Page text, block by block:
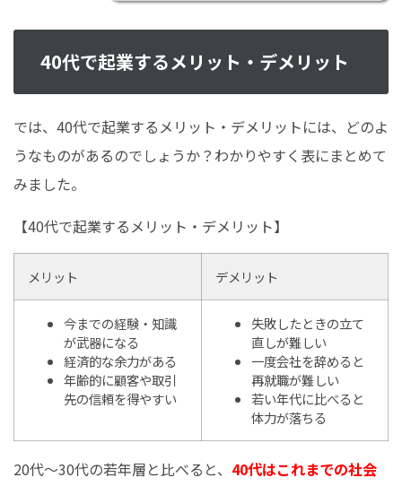
40代で起業するメリット・デメリット
では、40代で起業するメリット・デメリットには、どのよ
うなものがあるのでしょうか？わかりやすく表にまとめて
みました。
【40代で起業するメリット・デメリット】
メリット デメリット
今までの経験・知識
が武器になる
経済的な余力がある
年齢的に顧客や取引
先の信頼を得やすい
失敗したときの立て
直しが難しい
一度会社を辞めると
再就職が難しい
若い年代に比べると
体力が落ちる
20代～30代の若年層と比べると、 40代はこれまでの社会